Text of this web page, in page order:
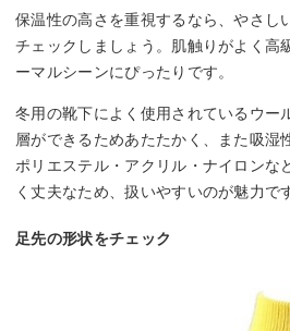
保温性の高さを重視するなら、やさし
チェックしましょう。肌触りがよく高
ーマルシーンにぴったりです。
冬用の靴下によく使用されているウー
層ができるためあたたかく、また吸湿
ポリエステル・アクリル・ナイロンな
く丈夫なため、扱いやすいのが魅力で
足先の形状をチェック